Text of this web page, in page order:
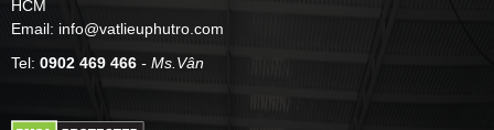
HCM
Email: info@vatlieuphutro.com
Tel: 0902 469 466 - Ms.Vân